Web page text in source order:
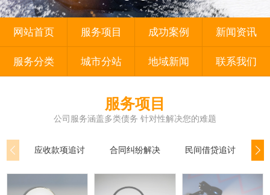
网站首页 服务项目 成功案例 新闻资讯
服务分类 城市分站 地域新闻 联系我们
服务项目
公司服务涵盖多类债务 针对性解决您的难题
应收款项追讨 合同纠纷解决 民间借贷追讨